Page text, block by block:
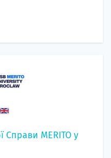
Справи MERITO у